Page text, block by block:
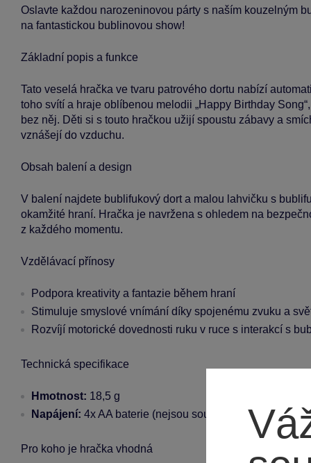
Oslavte každou narozeninovou párty s naším kouzelným
na fantastickou bublinovou show!
Základní popis a funkce
Tato veselá hračka ve tvaru patrového dortu nabízí
toho svítí a hraje oblíbenou melodii „Happy Birthday
bez něj. Děti si s touto hračkou užijí spoustu zábavy a
vznášejí do vzduchu.
Obsah balení a design
V balení najdete bublifukový dort a malou lahvičku s
okamžité hraní. Hračka je navržena s ohledem na
z každého momentu.
Vzdělávací přínosy
Podpora kreativity a fantazie během hraní
Stimuluje smyslové vnímání díky spojenému zvuku a
Rozvíjí motorické dovednosti ruku v ruce s interakcí s
Technická specifikace
Hmotnost: 18,5 g
Napájení: 4x AA baterie (nejsou součástí balení)
Pro koho je hračka vhodná